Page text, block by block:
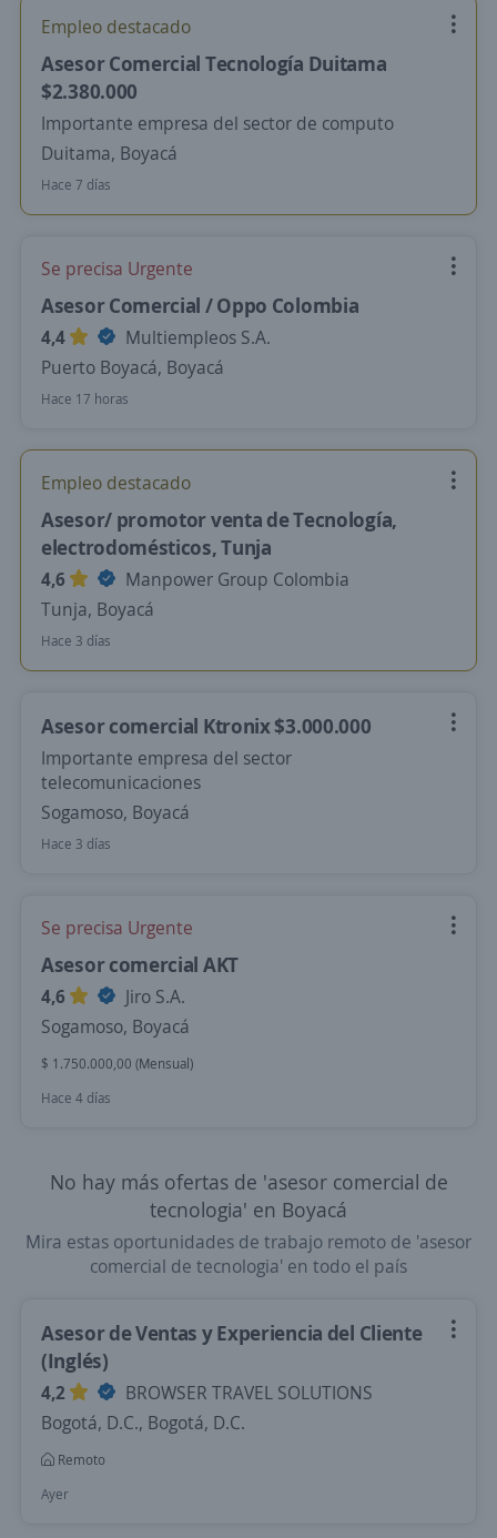
Empleo destacado
Asesor Comercial Tecnología Duitama
$2.380.000
Importante empresa del sector de computo
Duitama, Boyacá
Hace 7 días
Se precisa Urgente
Asesor Comercial / Oppo Colombia
4,4
Multiempleos S.A.
Puerto Boyacá, Boyacá
Hace 17 horas
Empleo destacado
Asesor/ promotor venta de Tecnología,
electrodomésticos, Tunja
4,6
Manpower Group Colombia
Tunja, Boyacá
Hace 3 días
Asesor comercial Ktronix $3.000.000
Importante empresa del sector
telecomunicaciones
Sogamoso, Boyacá
Hace 3 días
Se precisa Urgente
Asesor comercial AKT
4,6
Jiro S.A.
Sogamoso, Boyacá
$ 1.750.000,00 (Mensual)
Hace 4 días
No hay más ofertas de 'asesor comercial de
tecnologia' en Boyacá
Mira estas oportunidades de trabajo remoto de 'asesor
comercial de tecnologia' en todo el país
Asesor de Ventas y Experiencia del Cliente
(Inglés)
4,2
BROWSER TRAVEL SOLUTIONS
Bogotá, D.C., Bogotá, D.C.
Remoto
Ayer